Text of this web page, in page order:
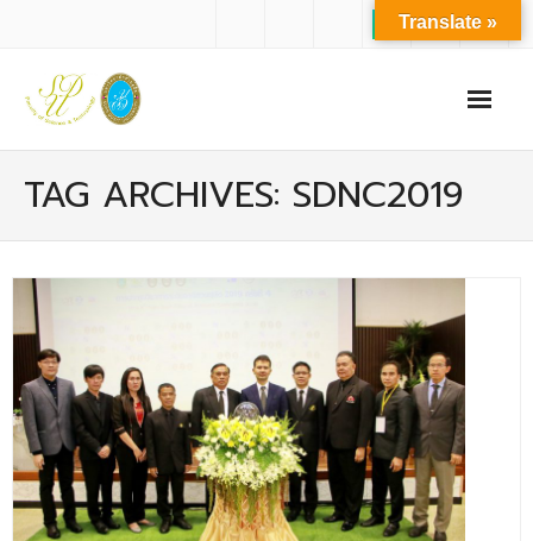
- ประวัติความเป็นมาของคณะ
- บุคลากร
- - สำนักงานคณะวิทยาศาสตร์และเทคโนโลยี
- - บุคลากรวิชาการ
TAG ARCHIVES: SDNC2019
Translate »